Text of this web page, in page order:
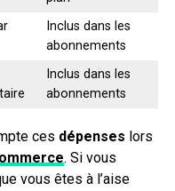
Inclus dans les
abonnements
Inclus dans les
abonnements
ces dépenses lors
. Si vous
vous êtes à l’aise